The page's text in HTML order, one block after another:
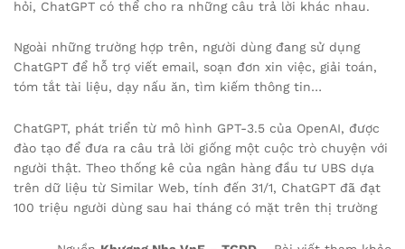
hỏi, ChatGPT có thể cho ra những câu trả lời khác nhau.
Ngoài những trường hợp trên, người dùng đang sử dụng
ChatGPT để hỗ trợ viết email, soạn đơn xin việc, giải toán,
tóm tắt tài liệu, dạy nấu ăn, tìm kiếm thông tin…
ChatGPT, phát triển từ mô hình GPT-3.5 của OpenAI, được
đào tạo để đưa ra câu trả lời giống một cuộc trò chuyện với
người thật. Theo thống kê của ngân hàng đầu tư UBS dựa
trên dữ liệu từ Similar Web, tính đến 31/1, ChatGPT đã đạt
100 triệu người dùng sau hai tháng có mặt trên thị trường